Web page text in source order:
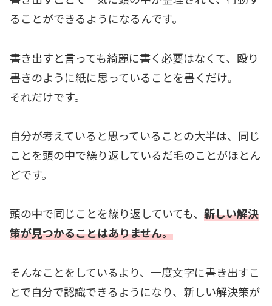
ることができるようになるんです。
書き出すと言っても綺麗に書く必要はなくて、殴り
書きのように紙に思っていることを書くだけ。
それだけです。
自分が考えていると思っていることの大半は、同じ
ことを頭の中で繰り返しているだ毛のことがほとん
どです。
頭の中で同じことを繰り返していても、 新しい解決
策が見つかることはありません。
そんなことをしているより、一度文字に書き出すこ
とで自分で認識できるようになり、新しい解決策が